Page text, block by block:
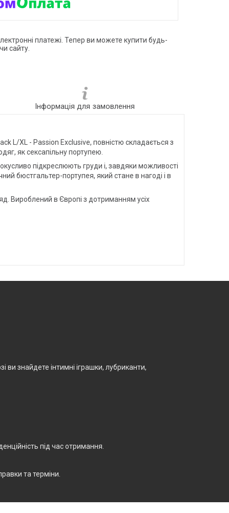
платежі. Тепер ви можете купити будь-
сайту.
Інформація для замовлення
L/XL - Passion Exclusive, повністю складається з
як сексапільну портупею.
підкреслюють груди і, завдяки можливості
бюстгальтер-портупея, який стане в нагоді і в
Вироблений в Європі з дотриманням усіх
ви знайдете інтимні іграшки, лубриканти,
під час отримання.
та терміни.